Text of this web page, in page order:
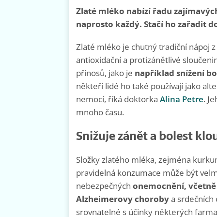
Zlaté mléko nabízí řadu
naprosto každý. Stačí ho zařadit
Zlaté mléko je chutný tradiční nápoj
antioxidační a protizánětlivé
přínosů, jako je například snížení
někteří lidé ho také používají jako
nemocí, říká doktorka Alina Petre.
mnoho času.
Snižuje zánět a bolest
Složky zlatého mléka, zejména
pravidelná konzumace může být
nebezpečných onemocnění,
Alzheimerovy chorobya
srovnatelné s účinky některých